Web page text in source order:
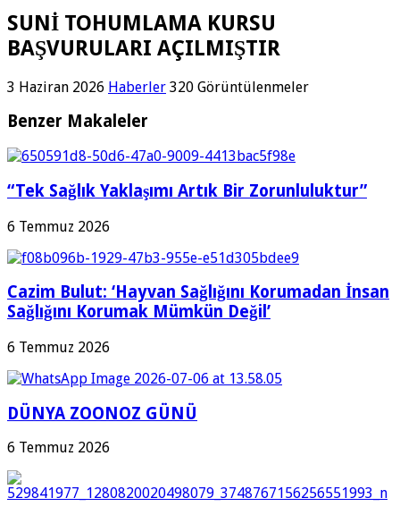
SUNİ TOHUMLAMA KURSU
BAŞVURULARI AÇILMIŞTIR
3 Haziran 2026 Haberler 320 Görüntülenmeler
Benzer Makaleler
“Tek Sağlık Yaklaşımı Artık Bir Zorunluluktur”
6 Temmuz 2026
Cazim Bulut: ‘Hayvan Sağlığını Korumadan İnsan
Sağlığını Korumak Mümkün Değil’
6 Temmuz 2026
DÜNYA ZOONOZ GÜNÜ
6 Temmuz 2026